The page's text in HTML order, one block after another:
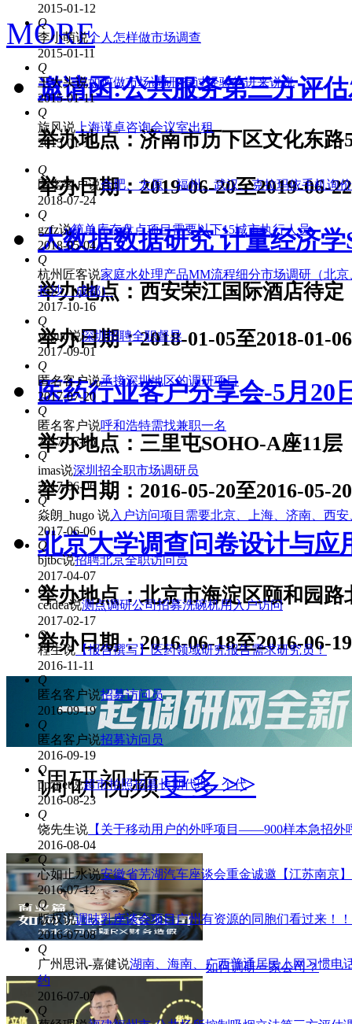
2015-01-12
Q
李小萌说个人怎样做市场调查
2015-01-11
Q
王大头说如何做市场调研?有过经验的进来说说
2015-01-11
Q
旋风说 上海谨卓咨询会议室出租
2015-01-11
Q
匿名客户说合肥、太原、福州、武汉、克拉玛依手机询
2018-07-24
Q
gzfz说简单库存盘点项目需要以下15城市执行人员
2018-05-04
Q
杭州匠客说家庭水处理产品MM流程细分市场调研（北
长沙、成都）
2017-10-16
Q
yuguo说深圳招聘全职督导
2017-09-01
Q
匿名客户说承接深圳地区的调研项目
2017-07-20
Q
匿名客户说呼和浩特需找兼职一名
2017-07-05
Q
imas说深圳招全职市场调研员
2017-06-06
Q
焱朗_hugo 说入户访问项目需要北京、上海、济南、西安
2017-06-06
Q
bjtbc说招聘北京全职访问员
2017-04-07
Q
ceidea说测点调研公司招募洗碗机用入户访问
2017-02-17
Q
程生说【报告撰写】医药领域研究报告需求研究员！
2016-11-11
Q
匿名客户说招募访问员
2016-09-19
Q
匿名客户说招募访问员
2016-09-19
Q
ppznet说超市拍照招募长期代理、个代
2016-08-23
Q
饶先生说 【关于移动用户的外呼项目——900样本急招外
2016-08-04
Q
心如止水说安徽省芜湖汽车座谈会重金诚邀【江苏南京
2016-07-12
Q
版权说调味乳座谈会项目广州有资源的同胞们看过来！！
2016-07-08
Q
广州思讯-嘉健说湖南、海南、广西普通居民上网习惯电
约
2016-07-07
Q
MORE
邀请函:公共服务第三方评
举办地点：济南市历下区文化东路
举办日期：2019-06-20至2019-06-22
大数据数据研究 计量经济学
举办地点：西安荣江国际酒店待定
举办日期：2018-01-05至2018-01-06
医药行业客户分享会-5月20
举办地点：三里屯SOHO-A座11层
举办日期：2016-05-20至2016-05-20
北京大学调查问卷设计与应
举办地点：北京市海淀区颐和园路
举办日期：2016-06-18至2016-06-19
调研视频更多>>
如何调研一家公司？